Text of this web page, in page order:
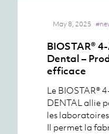
May 8, 2025
BIOSTAR®
Dental –
efficace
Le BIOSTAR®
DENTAL allie
les
Il permet la